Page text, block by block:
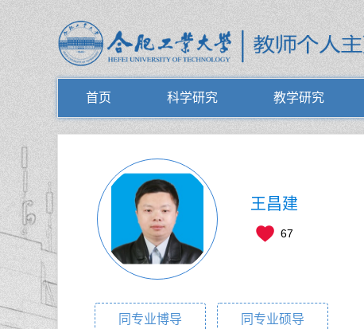
首页 科学研究 教学研究
王昌建
67
同专业博导 同专业硕导